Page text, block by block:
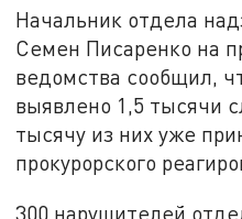
Начальник отдела
Семен Писаренко на
ведомства сообщил,
выявлено 1,5 тысячи
тысячу из них уже
прокурорского
300 нарушителей